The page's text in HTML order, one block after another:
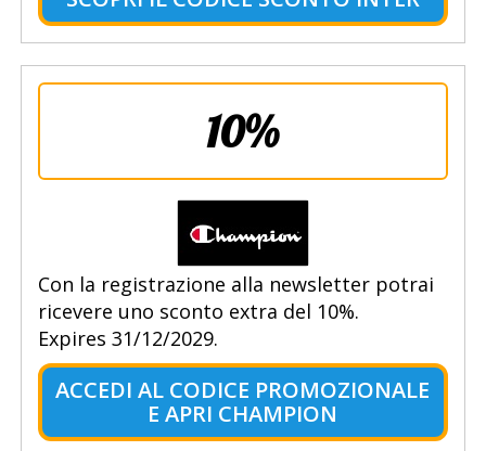
10%
Con la registrazione alla newsletter potrai
ricevere uno sconto extra del 10%.
Expires 31/12/2029.
ACCEDI AL CODICE PROMOZIONALE
E APRI CHAMPION